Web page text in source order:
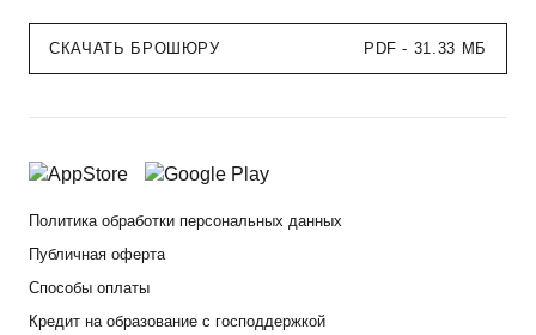
СКАЧАТЬ БРОШЮРУ PDF - 31.33 МБ
Политика обработки персональных данных
Публичная оферта
Способы оплаты
Кредит на образование с господдержкой